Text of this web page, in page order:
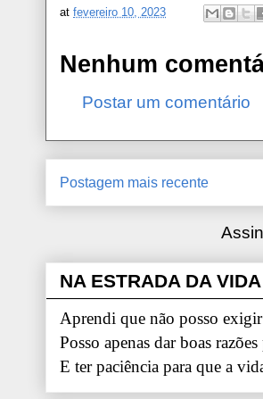
at fevereiro 10, 2023
Nenhum
Postar um comentário
Postagem mais recente
NA ESTRADA DA VIDA
Aprendi que não posso
Posso apenas dar boas
E ter paciência para que a